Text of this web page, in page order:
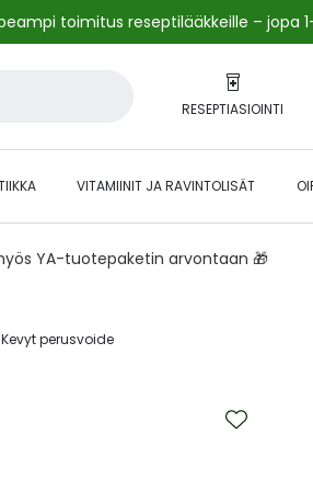
toimitus reseptilääkkeille – jopa
RESEPTIASIOINTI
VITAMIINIT JA RAVINTOLISÄT
YA-tuotepaketin arvontaan 🎁
Kevyt perusvoide‎